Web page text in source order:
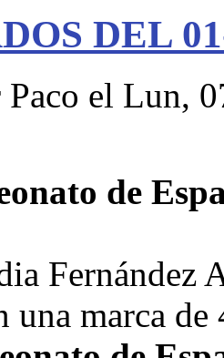
DEL
Paco el Lun,
de
Fernández
una marca de